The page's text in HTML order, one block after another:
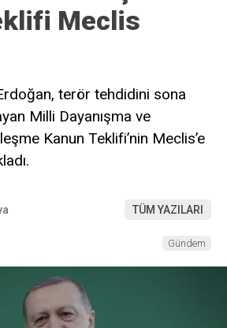
Meclis
terör tehdidini sona
Milli Dayanışma ve
Kanun Teklifi’nin Meclis’e
TÜM YAZILARI
Gündem